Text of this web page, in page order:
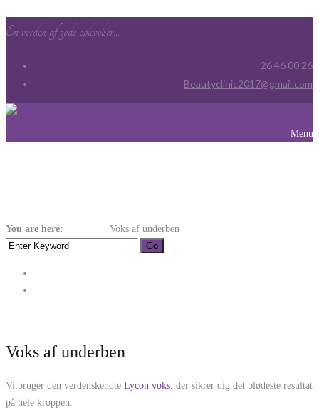
En verden af gode oplevelser...
26 46 00 26
Beautyclinic2017@gmail.com
Menu
You are here: Voks af underben
Voks af underben
Vi bruger den verdenskendte Lycon voks, der sikrer dig det blødeste resultat
på hele kroppen.